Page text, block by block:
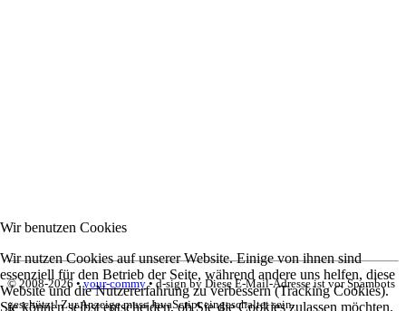
© 2008-2026 •your-commy• d-sign by Diese E-Mail-Adresse ist vor Spambots
geschützt! Zur Anzeige muss JavaScript eingeschaltet sein.
Wir benutzen Cookies
Wir nutzen Cookies auf unserer Website. Einige von ihnen sind
essenziell für den Betrieb der Seite, während andere uns helfen, diese
Website und die Nutzererfahrung zu verbessern (Tracking Cookies).
Sie können selbst entscheiden, ob Sie die Cookies zulassen möchten.